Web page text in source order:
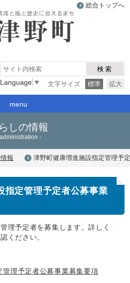
総合トップへ
検索
文字サイズ
標準 拡大
▼
menu
しの情報
-
報 津野町健康増進施設指定管理予
指定管理予定者公募事業
理予定者を募集します。詳しく
ください。
理予定者公募事業募集要項